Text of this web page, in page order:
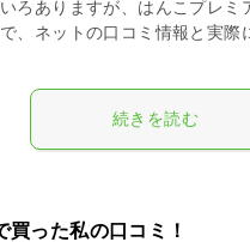
ろありますが、はんこプレミ
、ネットの口コミ情報と実際
続きを読む
った私の口コミ！